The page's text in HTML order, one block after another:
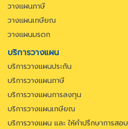
วางแผนภาษี
วางแผนเกษียณ
วางแผนมรดก
บริการวางแผน
บริการวางแผนประกัน
บริการวางแผนภาษี
บริการวางแผนการลงทุน
บริการวางแผนเกษียณ
บริการวางแผน และ ให้คำปรึกษาการสอบ